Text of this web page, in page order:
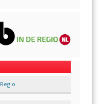
Regio